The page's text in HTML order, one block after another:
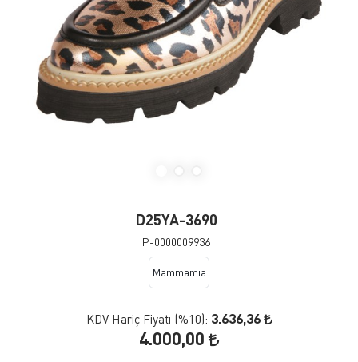
D25YA-3690
P-0000009936
Mammamia
KDV Hariç Fiyatı (%10): 3.636,36
4.000,00